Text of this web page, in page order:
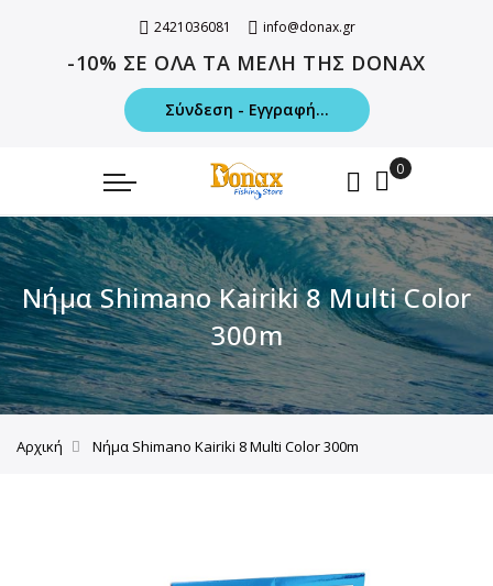
2421036081 info@donax.gr
-10% ΣΕ ΟΛΑ ΤΑ ΜΕΛΗ ΤΗΣ DONAX
Σύνδεση - Εγγραφή...
Νήμα Shimano Kairiki 8 Multi Color
300m
Αρχική Νήμα Shimano Kairiki 8 Multi Color 300m